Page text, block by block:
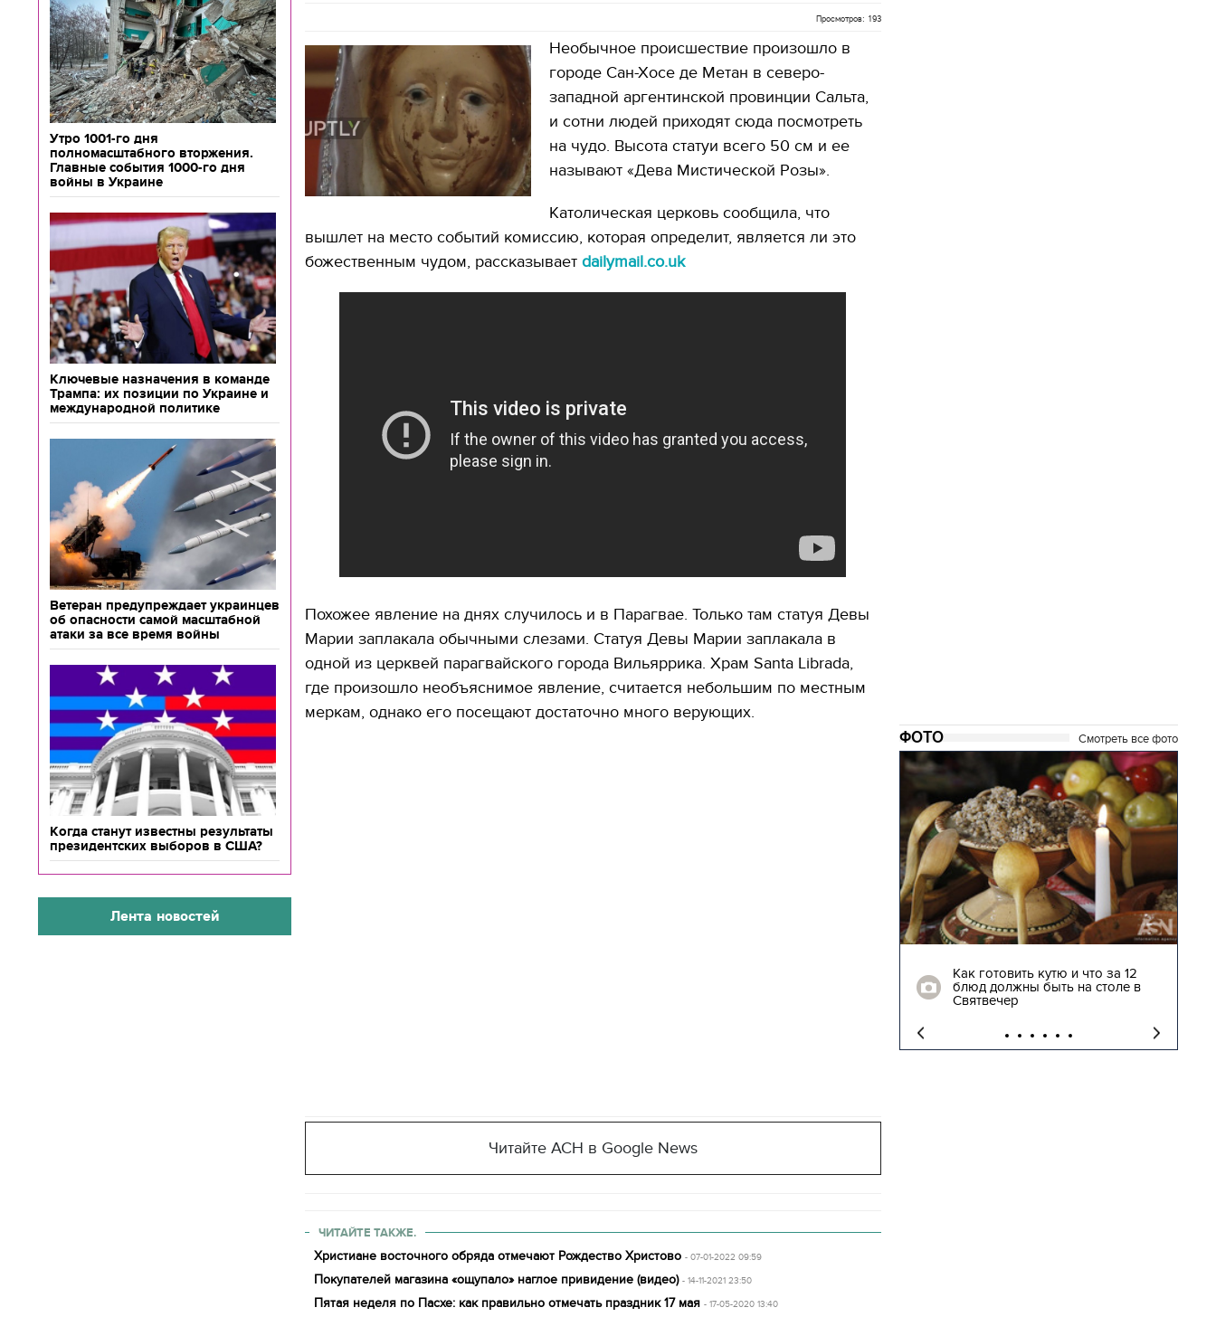
Утро 1001-го дня
полномасштабного вторжения.
Главные события 1000-го дня
войны в Украине
Ключевые назначения в команде
Трампа: их позиции по Украине и
международной политике
Ветеран предупреждает украинцев
об опасности самой масштабной
атаки за все время войны
Когда станут известны результаты
президентских выборов в США?
Лента новостей
Просмотров: 193
Необычное происшествие произошло в
городе Сан-Хосе де Метан в северо-
западной аргентинской провинции Сальта,
и сотни людей приходят сюда посмотреть
на чудо. Высота статуи всего 50 см и ее
называют «Дева Мистической Розы».
Католическая церковь сообщила, что
вышлет на место событий комиссию, которая определит, является ли это
божественным чудом, рассказывает dailymail.co.uk
Похожее явление на днях случилось и в Парагвае. Только там статуя Девы
Марии заплакала обычными слезами. Статуя Девы Марии заплакала в
одной из церквей парагвайского города Вильяррика. Храм Santa Librada,
где произошло необъяснимое явление, считается небольшим по местным
меркам, однако его посещают достаточно много верующих.
Читайте АСН в Google News
ЧИТАЙТЕ ТАКЖЕ.
Христиане восточного обряда отмечают Рождество Христово - 07-01-2022 09:59
Покупателей магазина «ощупало» наглое привидение (видео) - 14-11-2021 23:50
Пятая неделя по Пасхе: как правильно отмечать праздник 17 мая - 17-05-2020 13:40
ФОТО Смотреть все фото
Как готовить кутю и что за 12
блюд должны быть на столе в
Святвечер